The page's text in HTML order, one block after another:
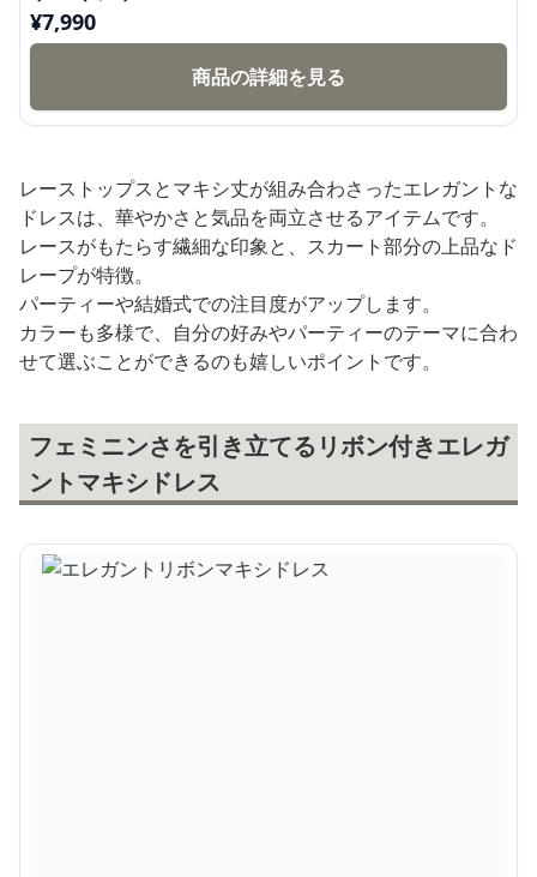
¥7,990
商品の詳細を見る
レーストップスとマキシ丈が組み合わさったエレガントな
ドレスは、華やかさと気品を両立させるアイテムです。
レースがもたらす繊細な印象と、スカート部分の上品なド
レープが特徴。
パーティーや結婚式での注目度がアップします。
カラーも多様で、自分の好みやパーティーのテーマに合わ
せて選ぶことができるのも嬉しいポイントです。
フェミニンさを引き立てるリボン付きエレガ
ントマキシドレス